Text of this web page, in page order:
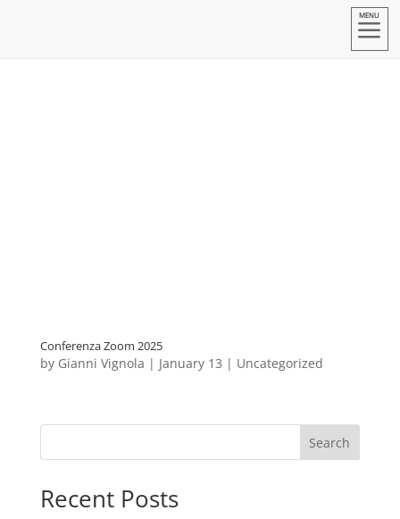
a
Conferenza Zoom 2025
by Gianni Vignola | January 13 | Uncategorized
Search
Recent Posts